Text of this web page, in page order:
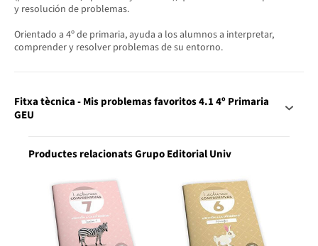
y resolución de problemas.
Orientado a 4º de primaria, ayuda a los alumnos a interpretar,
comprender y resolver problemas de su entorno.
Fitxa tècnica - Mis problemas favoritos 4.1 4º Primaria
GEU
Productes relacionats Grupo Editorial Univ